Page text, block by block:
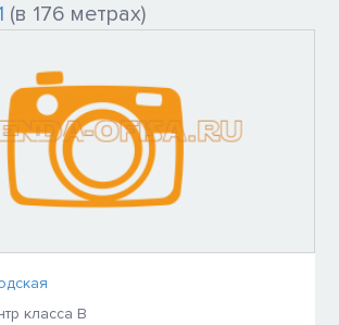
(в 176 метрах)
класса B